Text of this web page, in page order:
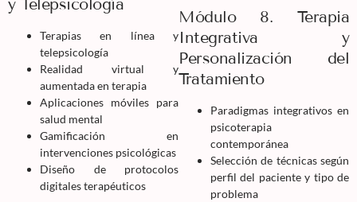
y Telepsicología
Terapias en línea y
telepsicología
Realidad virtual y
aumentada en terapia
Aplicaciones móviles para
salud mental
Gamificación en
intervenciones psicológicas
Diseño de protocolos
digitales terapéuticos
Módulo 8. Terapia
Integrativa y
Personalización del
Tratamiento
Paradigmas integrativos en
psicoterapia
contemporánea
Selección de técnicas según
perfil del paciente y tipo de
problema